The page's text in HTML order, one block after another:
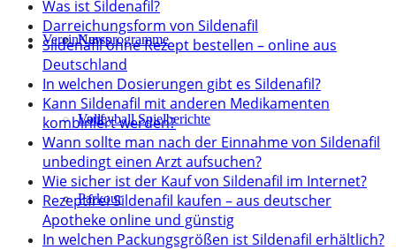
Kursprogramme
Lauf
Parkour
News
Volleyball Spielberichte
Verein
Was ist Sildenafil?
Darreichungsform von Sildenafil
Sildenafil ohne Rezept bestellen – online aus
Deutschland
In welchen Dosierungen gibt es Sildenafil?
Kann Sildenafil mit anderen Medikamenten
kombiniert werden?
Wann sollte man nach der Einnahme von Sildenafil
unbedingt einen Arzt aufsuchen?
Wie sicher ist der Kauf von Sildenafil im Internet?
Rezeptfrei Sildenafil kaufen – aus deutscher
Apotheke online und günstig
In welchen Packungsgrößen ist Sildenafil erhältlich?